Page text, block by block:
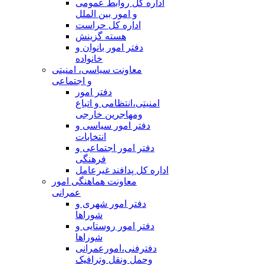
اداره کل روابط عمومی
و امور بین الملل
اداره کل حراست
هسته گزینش
دفتر امور بانوان و
خانواده
معاونت سیاسی، امنیتی
و اجتماعی
دفتر امور
امنيتی،انتظامی و اتباع
ومهاجرین خارجی
دفتر امور سیاسی و
انتخابات
دفتر امور اجتماعی و
فرهنگی
اداره کل پدافند غیرعامل
معاونت هماهنگی امور
عمرانی
دفتر امور شهری و
شوراها
دفتر امور روستایی و
شوراها
دفترفنی،امورعمرانی
وحمل ونقل وترافيک